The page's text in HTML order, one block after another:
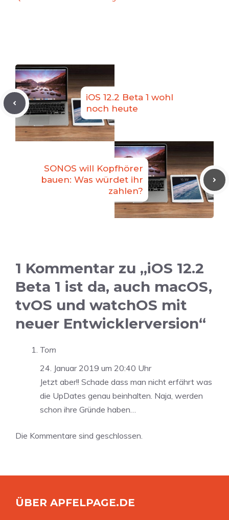
iOS 12.2 Beta 1 wohl
noch heute
SONOS will Kopfhörer
bauen: Was würdet ihr
zahlen?
1 Kommentar zu „iOS 12.2
Beta 1 ist da, auch macOS,
tvOS und watchOS mit
neuer Entwicklerversion“
Tom
24. Januar 2019 um 20:40 Uhr
Jetzt aber!! Schade dass man nicht erfährt was
die UpDates genau beinhalten. Naja, werden
schon ihre Gründe haben…
Die Kommentare sind geschlossen.
ÜBER APFELPAGE.DE